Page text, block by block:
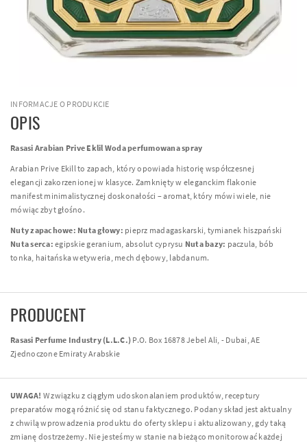
INFORMACJE O PRODUKCIE
OPIS
Rasasi Arabian Prive Eklil Woda perfumowana spray
Arabian Prive Ekill to zapach, który opowiada historię współczesnej
elegancji zakorzenionej w klasyce. Zamknięty w eleganckim flakonie
manifest minimalistycznej doskonałości – aromat, który mówi wiele, nie
mówiąc zbyt głośno.
Nuty zapachowe: Nuta głowy: pieprz madagaskarski, tymianek hiszpański
Nuta serca: egipskie geranium, absolut cyprysu Nuta bazy: paczula, bób
tonka, haitańska wetyweria, mech dębowy, labdanum.
PRODUCENT
Rasasi Perfume Industry (L.L.C.) P.O. Box 16878 Jebel Ali, - Dubai, AE
Zjednoczone Emiraty Arabskie
UWAGA! W związku z ciągłym udoskonalaniem produktów, receptury
preparatów mogą różnić się od stanu faktycznego. Podany skład jest aktualny
z chwilą wprowadzenia produktu do oferty sklepu i aktualizowany, gdy taką
zmianę dostrzeżemy. Nie jesteśmy w stanie na bieżąco monitorować każdej